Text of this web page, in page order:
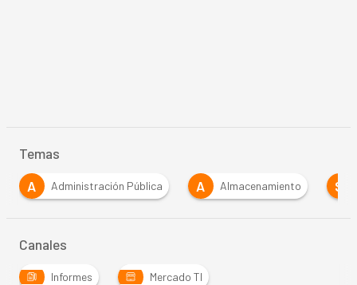
Temas
A
Administración Pública A Almacenamiento S
Canales
Informes Mercado TI